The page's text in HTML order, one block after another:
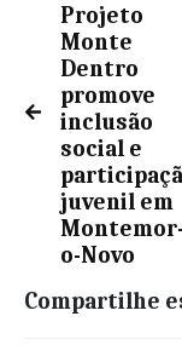
Projeto
Monte
Dentro
promove
inclusão
social e
juvenil em
Montemor-
o-Novo
Compartilhe